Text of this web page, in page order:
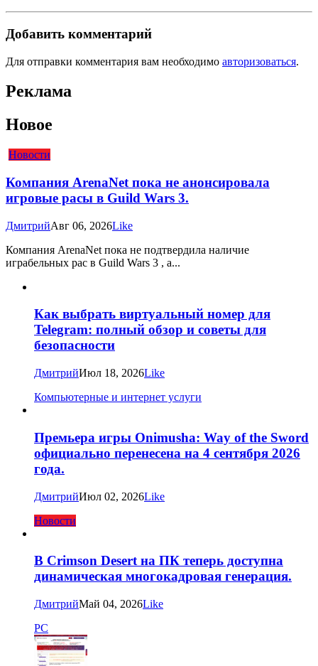
Добавить комментарий
Для отправки комментария вам необходимо авторизоваться.
Реклама
Новое
Новости
Компания ArenaNet пока не анонсировала
игровые расы в Guild Wars 3.
ДмитрийАвг 06, 2026Like
Компания ArenaNet пока не подтвердила наличие
играбельных рас в Guild Wars 3 , а...
Как выбрать виртуальный номер для
Telegram: полный обзор и советы для
безопасности
ДмитрийИюл 18, 2026Like
Компьютерные и интернет услуги
Премьера игры Onimusha: Way of the Sword
официально перенесена на 4 сентября 2026
года.
ДмитрийИюл 02, 2026Like
Новости
В Crimson Desert на ПК теперь доступна
динамическая многокадровая генерация.
ДмитрийМай 04, 2026Like
PC